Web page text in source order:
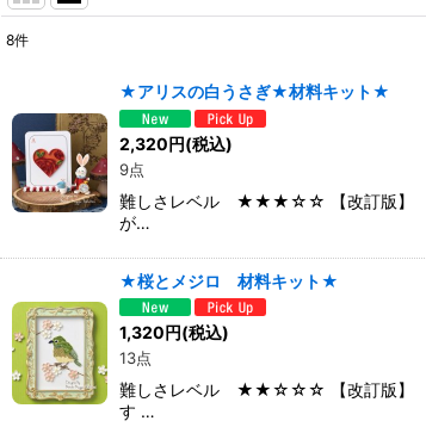
並び順:
8件
★アリスの白うさぎ★材料キット★
2,320円(税込)
9点
難しさレベル ★★★☆☆ 【改訂版】 クイ
が…
★桜とメジロ 材料キット★
1,320円(税込)
13点
難しさレベル ★★☆☆☆ 【改訂版】 クイ
す …